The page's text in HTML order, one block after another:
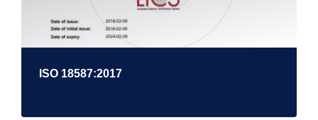
ISO 18587:2017